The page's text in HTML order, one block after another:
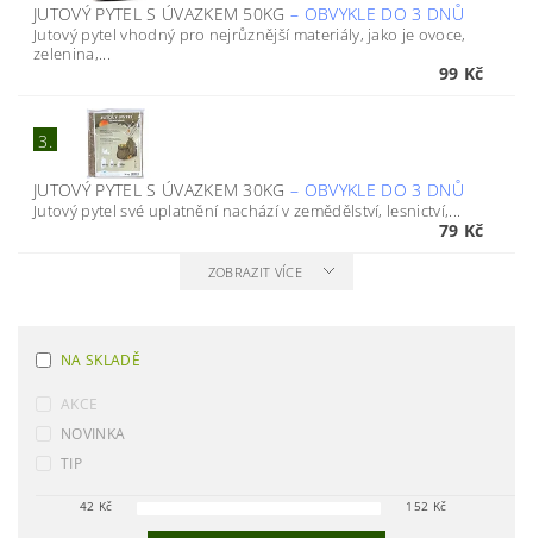
JUTOVÝ PYTEL S ÚVAZKEM 50KG– OBVYKLE DO 3 DNŮ
Jutový pytel vhodný pro nejrůznější materiály, jako je ovoce,
zelenina,...
99 Kč
3.
JUTOVÝ PYTEL S ÚVAZKEM 30KG– OBVYKLE DO 3 DNŮ
Jutový pytel své uplatnění nachází v zemědělství, lesnictví,...
79 Kč
ZOBRAZIT VÍCE
NA SKLADĚ
AKCE
NOVINKA
TIP
42 Kč 152 Kč